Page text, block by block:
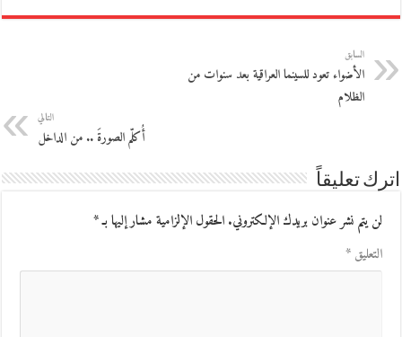
السابق
الأضواء تعود للسينما العراقية بعد سنوات من
الظلام
التالي
أُكلّم الصورةَ .. من الداخل
اترك تعليقاً
لن يتم نشر عنوان بريدك الإلكتروني.الحقول الإلزامية مشار إليها بـ*
التعليق*